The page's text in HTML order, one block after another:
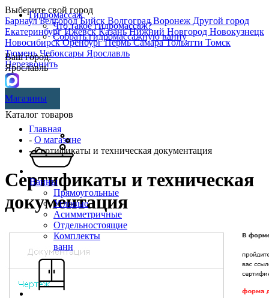
Выберите свой город
БарнаулБелгородБийск ВолгоградВоронеж Другой город
ЕкатеринбургИжевскКазаньНижний Новгород Новокузнецк
НовосибирскОренбургПермьСамараТольятти Томск
ТюменьЧебоксары Ярославль
Перезвонить
Гидромассаж
Что такое гидромассаж?
Собрать гидромассажную ванну
Ваш город:
Ярославль
Магазины
Каталог товаров
Ванны
Прямоугольные
Угловые
Асимметричные
Отдельностоящие
Комплекты
ванн
Главная
- О магазине
- Сертификаты и техническая документация
Сертификаты и техническая
документация